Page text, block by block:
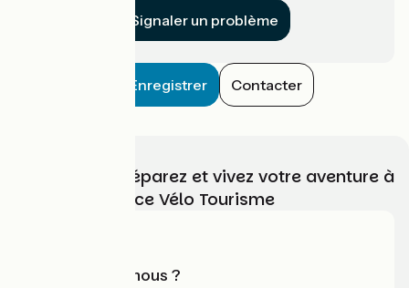
Signaler un problème
Enregistrer Contacter
Choisissez, préparez et vivez votre aventure à
vélo avec France Vélo Tourisme
Qui sommes-nous ?